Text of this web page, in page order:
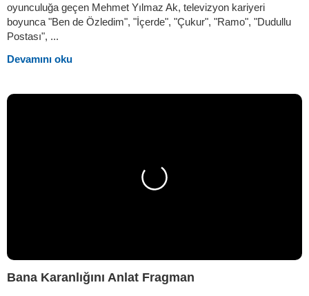
oyunculuğa geçen Mehmet Yılmaz Ak, televizyon kariyeri
boyunca "Ben de Özledim", "İçerde", "Çukur", "Ramo", "Dudullu
Postası", ...
Devamını oku
Bana Karanlığını Anlat Fragman